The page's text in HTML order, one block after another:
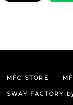
MFC STORE
SWAY FACTORY